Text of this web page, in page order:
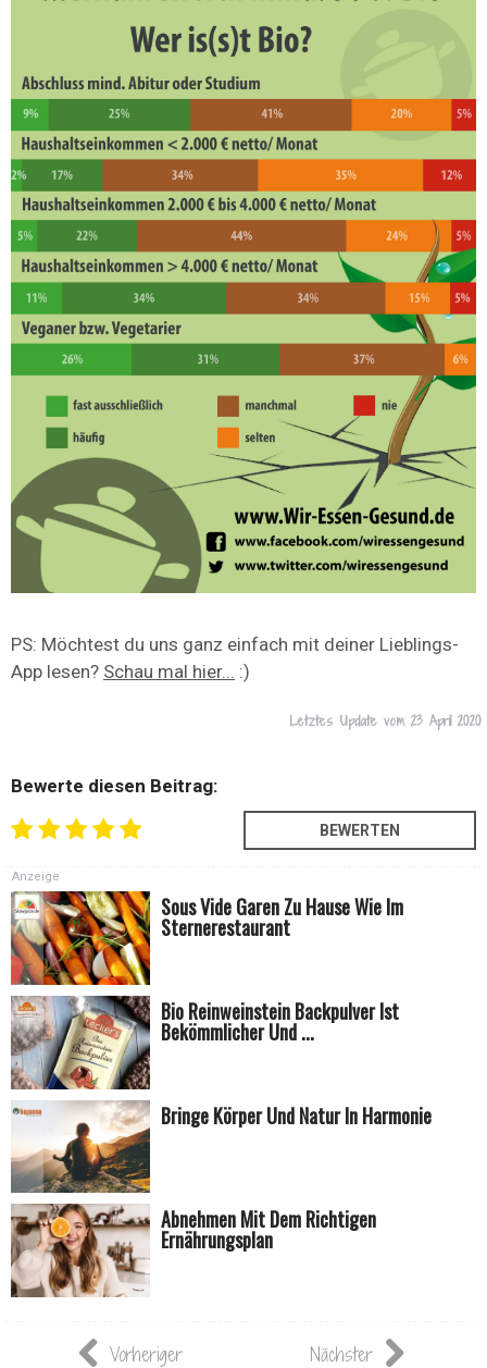
PS: Möchtest du uns ganz einfach mit deiner Lieblings-
App lesen? Schau mal hier... :)
Letztes Update vom 23 April 2020
Bewerte diesen Beitrag:
Sous Vide Garen Zu Hause Wie Im
Sternerestaurant
Bio Reinweinstein Backpulver Ist
Bekömmlicher Und ...
Bringe Körper Und Natur In Harmonie
Abnehmen Mit Dem Richtigen
Ernährungsplan
Anzeige
Vorheriger Nächster